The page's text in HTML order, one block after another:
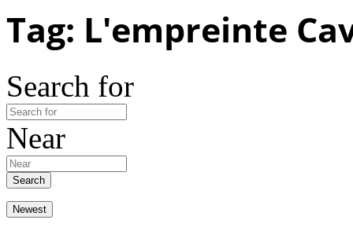
Tag: L'empreinte
Search for
Near
Search
Newest